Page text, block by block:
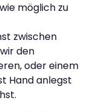
möglich zu
zwischen
den
oder einem
Hand anlegst